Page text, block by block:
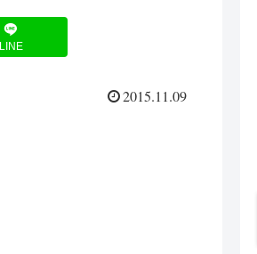
LINE
2015.11.09